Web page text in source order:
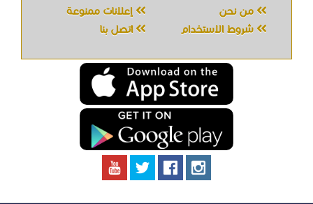
لتقنية المعلومات